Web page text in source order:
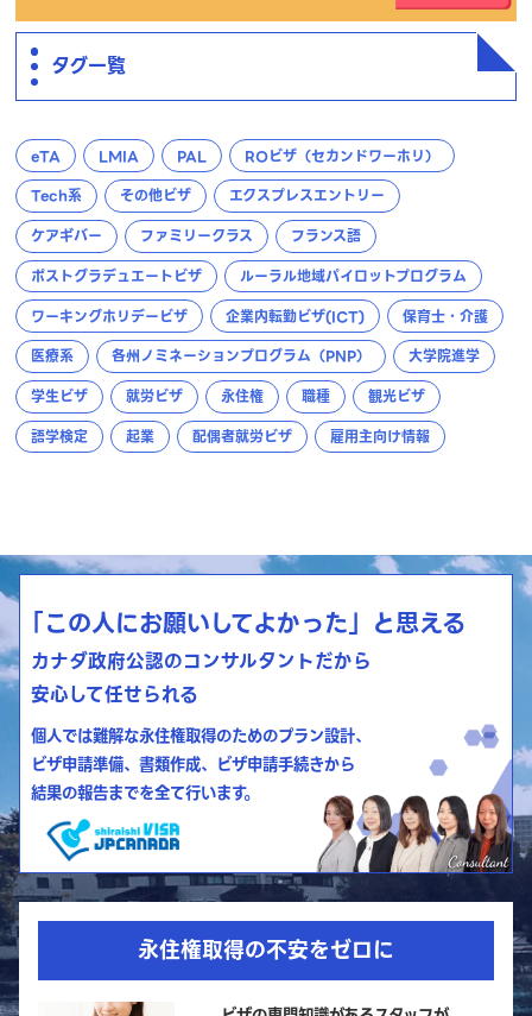
タグ一覧
eTA LMIA PAL
ROビザ（セカンドワーホリ）
Tech系
その他ビザ
エクスプレスエントリー
ケアギバー
ファミリークラス
フランス語
ポストグラデュエートビザ
ルーラル地域パイロットプログラム
ワーキングホリデービザ
企業内転勤ビザ(ICT)
保育士・介護
医療系
各州ノミネーションプログラム（PNP）
大学院進学
学生ビザ
就労ビザ 永住権 職種
観光ビザ
語学検定
起業 配偶者就労ビザ 雇用主向け情報
「この人にお願いしてよかった」と思える
カナダ政府公認のコンサルタントだから
安心して任せられる
個人では難解な永住権取得のためのプラン設計、
ビザ申請準備、書類作成、ビザ申請手続きから
結果の報告までを全て行います。
永住権取得の不安をゼロに